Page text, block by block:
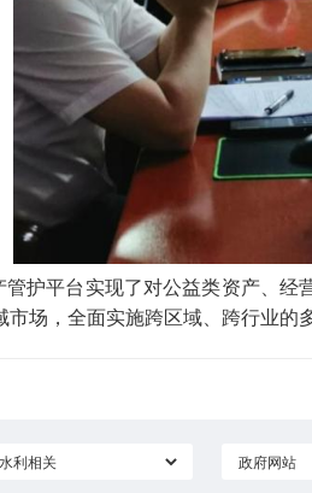
平台实现了对公益类资产、经
市场，全面实施跨区域、跨行业的